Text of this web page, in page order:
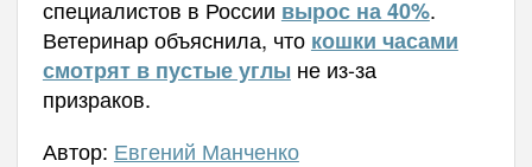
специалистов в России вырос на 40%.
Ветеринар объяснила, что кошки часами
смотрят в пустые углы не из-за
призраков.
Автор: Евгений Манченко